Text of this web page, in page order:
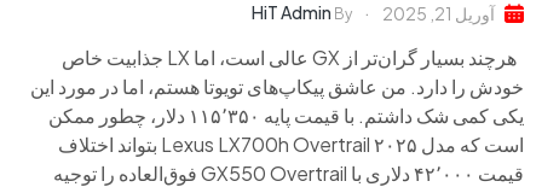
آوریل 21, 2025 By
HiT Admin
هرچند بسیار گران‌تر از GX عالی است، اما LX جذابیت خاص
خودش را دارد. من عاشق پیکاپ‌های تویوتا هستم، اما در مورد این
یکی کمی شک داشتم. با قیمت پایه ۱۱۵٬۳۵۰ دلار، چطور ممکن
است که مدل ۲۰۲۵ Lexus LX700h Overtrail بتواند اختلاف
قیمت ۴۲٬۰۰۰ دلاری با GX550 Overtrail فوق‌العاده را توجیه